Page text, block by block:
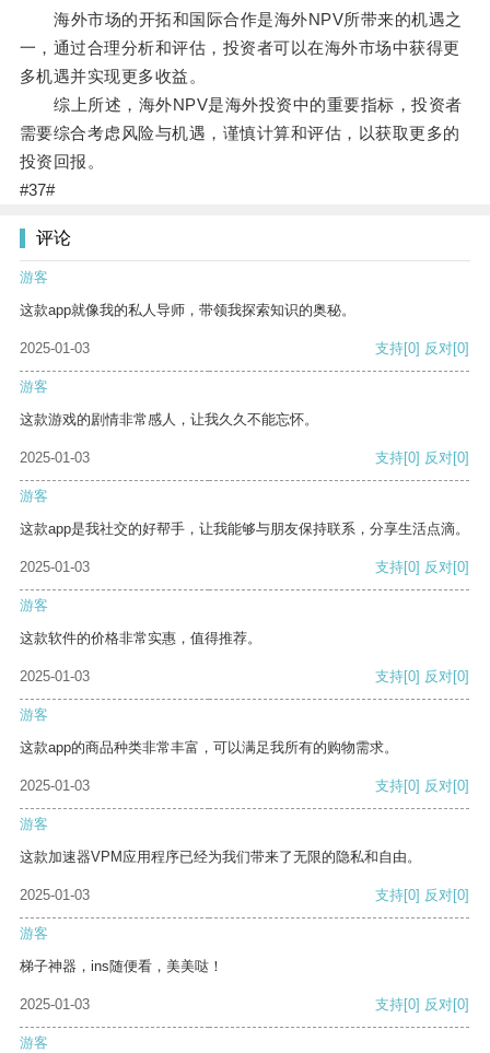
海外市场的开拓和国际合作是海外NPV所带来的机遇之
一，通过合理分析和评估，投资者可以在海外市场中获得更
多机遇并实现更多收益。
综上所述，海外NPV是海外投资中的重要指标，投资者
需要综合考虑风险与机遇，谨慎计算和评估，以获取更多的
投资回报。
#37#
评论
游客
这款app就像我的私人导师，带领我探索知识的奥秘。
2025-01-03 支持[0] 反对[0]
游客
这款游戏的剧情非常感人，让我久久不能忘怀。
2025-01-03 支持[0] 反对[0]
游客
这款app是我社交的好帮手，让我能够与朋友保持联系，分享生活点滴。
2025-01-03 支持[0] 反对[0]
游客
这款软件的价格非常实惠，值得推荐。
2025-01-03 支持[0] 反对[0]
游客
这款app的商品种类非常丰富，可以满足我所有的购物需求。
2025-01-03 支持[0] 反对[0]
游客
这款加速器VPM应用程序已经为我们带来了无限的隐私和自由。
2025-01-03 支持[0] 反对[0]
游客
梯子神器，ins随便看，美美哒！
2025-01-03 支持[0] 反对[0]
游客